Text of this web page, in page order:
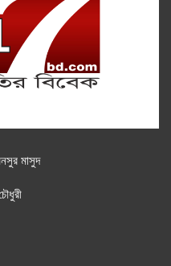
মাসুদ